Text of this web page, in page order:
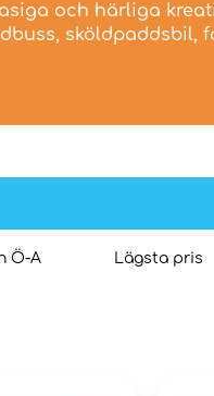
och härliga
sköldpaddsbil,
Ö-A Lägsta pris